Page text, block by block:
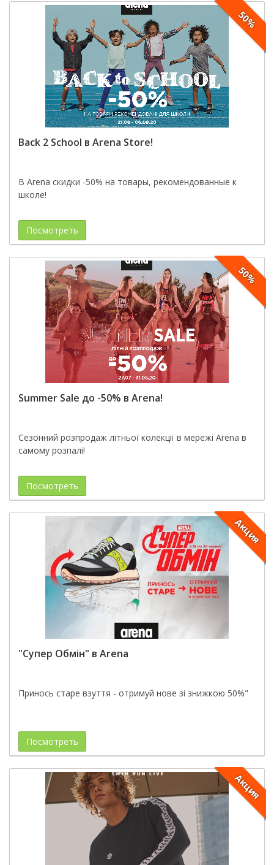
50%
Back 2 School в Arena Store!
В Arena скидки -50% на товары, рекомендованные к
школе!
Посмотреть
50%
Summer Sale до -50% в Arena!
Сезонний розпродаж літньої колекції в мережі Arena в
самому розпалі!
Посмотреть
Акция
"Супер Обмін" в Arena
Принось старе взуття - отримуй нове зі знижкою 50%"
Посмотреть
Акция